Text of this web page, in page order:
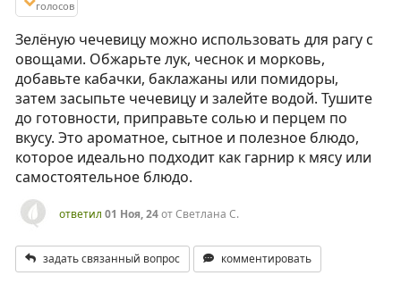
голосов
Зелёную чечевицу можно использовать для рагу с
овощами. Обжарьте лук, чеснок и морковь,
добавьте кабачки, баклажаны или помидоры,
затем засыпьте чечевицу и залейте водой. Тушите
до готовности, приправьте солью и перцем по
вкусу. Это ароматное, сытное и полезное блюдо,
которое идеально подходит как гарнир к мясу или
самостоятельное блюдо.
ответил 01 Ноя, 24отСветлана С.
задать связанный вопрос комментировать